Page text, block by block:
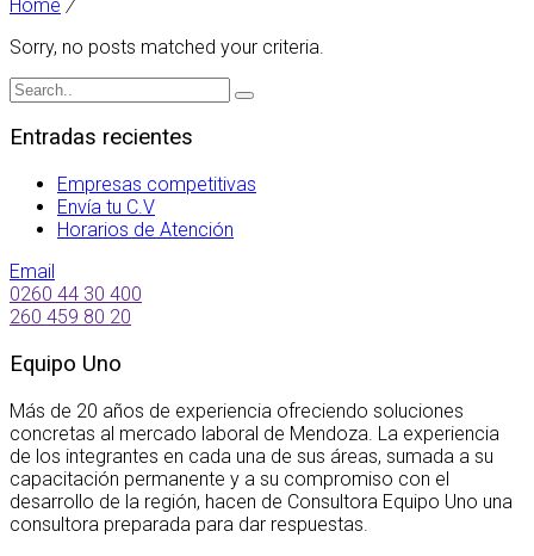
Home /
Sorry, no posts matched your criteria.
Entradas recientes
Empresas competitivas
Envía tu C.V
Horarios de Atención
Email
0260 44 30 400
260 459 80 20
Equipo Uno
Más de 20 años de experiencia ofreciendo soluciones
concretas al mercado laboral de Mendoza. La experiencia
de los integrantes en cada una de sus áreas, sumada a su
capacitación permanente y a su compromiso con el
desarrollo de la región, hacen de Consultora Equipo Uno una
consultora preparada para dar respuestas.